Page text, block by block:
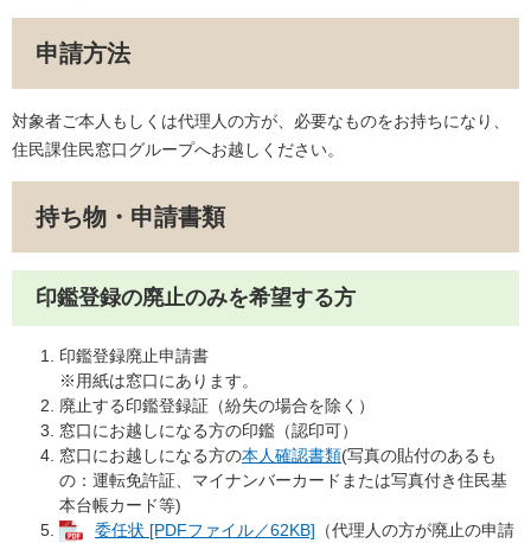
申請方法
対象者ご本人もしくは代理人の方が、必要なものをお持ちになり、
住民課住民窓口グループへお越しください。
持ち物・申請書類
印鑑登録の廃止のみを希望する方
印鑑登録廃止申請書
※用紙は窓口にあります。
廃止する印鑑登録証（紛失の場合を除く）
窓口にお越しになる方の印鑑（認印可）
窓口にお越しになる方の本人確認書類(写真の貼付のあるも
の：運転免許証、マイナンバーカードまたは写真付き住民基
本台帳カード等)
委任状 [PDFファイル／62KB] （代理人の方が廃止の申請